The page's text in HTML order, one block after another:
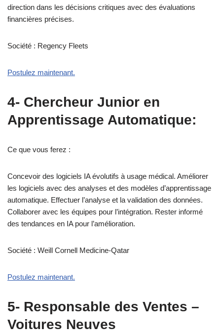
direction dans les décisions critiques avec des évaluations
financières précises.
Société : Regency Fleets
Postulez maintenant.
4- Chercheur Junior en
Apprentissage Automatique:
Ce que vous ferez :
Concevoir des logiciels IA évolutifs à usage médical. Améliorer
les logiciels avec des analyses et des modèles d’apprentissage
automatique. Effectuer l’analyse et la validation des données.
Collaborer avec les équipes pour l’intégration. Rester informé
des tendances en IA pour l’amélioration.
Société : Weill Cornell Medicine-Qatar
Postulez maintenant.
5- Responsable des Ventes –
Voitures Neuves